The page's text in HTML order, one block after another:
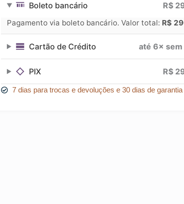
Romance
Loção+Body
Splash
quantidade
Boleto bancário R$
Pagamento via boleto bancário. Valor total: R$
Cartão de Crédito até 6×
PIX R$
7 dias para trocas e devoluções e 30 dias de garantia